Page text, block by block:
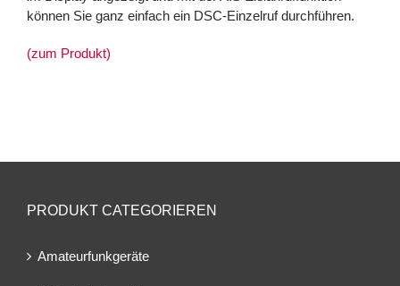
können Sie ganz einfach ein DSC-Einzelruf durchführen.
(zum Produkt)
PRODUKT CATEGORIEREN
Amateurfunkgeräte